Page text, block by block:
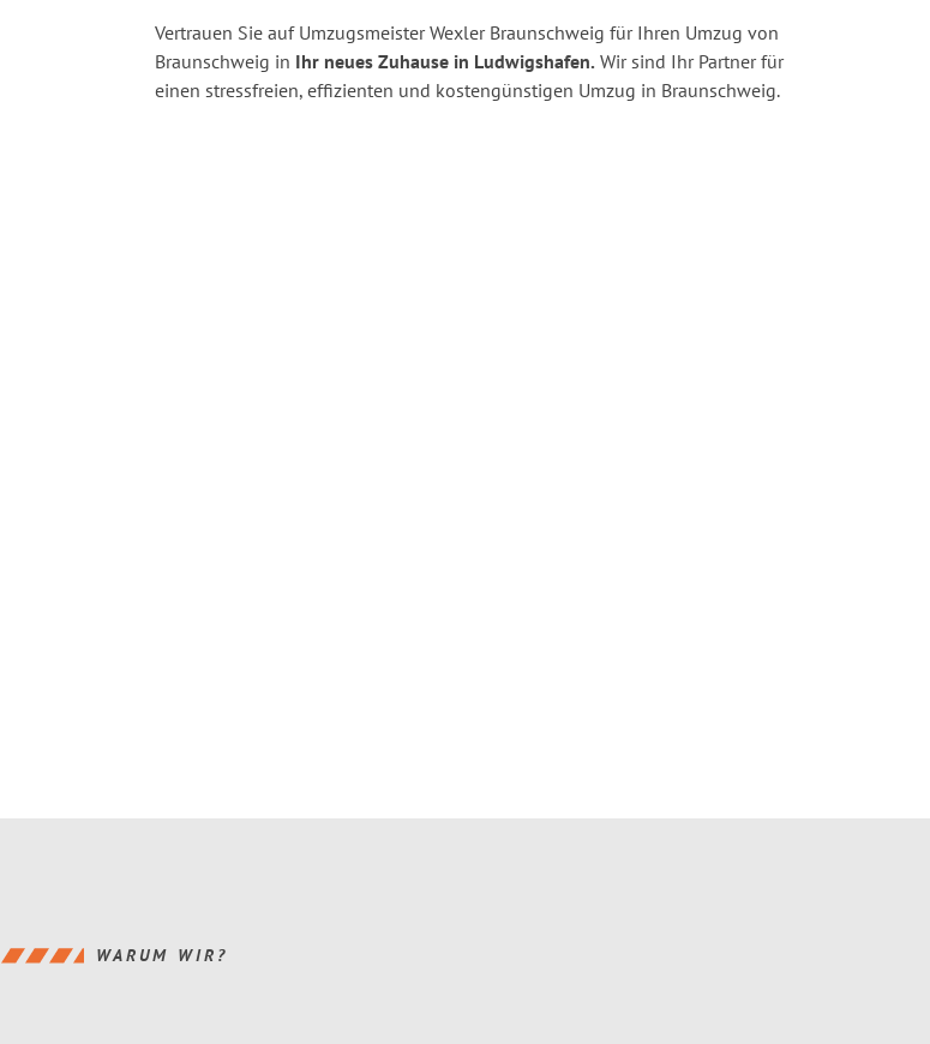
Vertrauen Sie auf Umzugsmeister Wexler Braunschweig für Ihren Umzug von
Braunschweig in Ihr neues Zuhause in Ludwigshafen. Wir sind Ihr Partner für
einen stressfreien, effizienten und kostengünstigen Umzug in Braunschweig.
WARUM WIR?